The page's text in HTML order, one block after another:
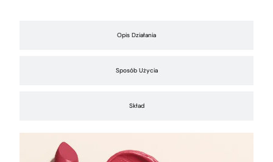
Opis Działania
Sposób Użycia
Skład